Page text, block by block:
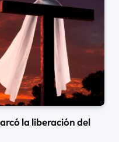
la liberación del